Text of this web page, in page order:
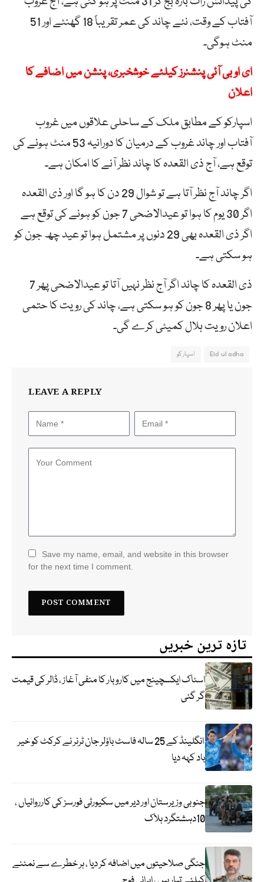
آفتاب کے وقت، نئے چاند کی عمر تقریباً 18 گھنٹے اور 51
منٹ ہوگی۔
ای او بی آئی پنشنرز کیلئے خوشخبری، پنشن میں اضافے کا
اعلان
اسپارکو کے مطابق ملک کے ساحلی علاقوں میں غروب
آفتاب اور چاند غروب کے درمیان کا دورانیہ 53 منٹ ہونے کی
توقع ہے، آج ذی القعدہ کا چاند نظر آنے کا امکان ہے۔
اگر چاند آج نظر آتا ہے تو شوال 29 دن کا ہو گا اور ذی القعدہ
اگر 30 یوم کا ہوا تو عیدالاضحی 7 جون کو ہونے کی توقع ہے
اگر ذی القعدہ بھی 29 دنوں پر مشتمل ہوا تو عید چھ جون کو
ہو سکتی ہے۔
ذی القعدہ کا چاند اگر آج نظر نہیں آتا تو عیدالاضحی پھر 7
جون یا پھر 8 جون کو ہو سکتی ہے، چاند کی رویت کا حتمی
اعلان رویت ہلال کمیٹی کرے گی۔
Eid ul adha اسپارکو
LEAVE A REPLY
Save my name, email, and website in this browser
for the next time I comment.
تازہ ترین خبریں
اسٹاک ایکسچینج میں کاروبار کا منفی آغاز ، ڈالر کی قیمت
گر گئی
انگلینڈ کے 25 سالہ فاسٹ باؤلر جان ٹرنر نے کرکٹ کو خیر
باد کہہ دیا
جنوبی وزیرستان اور دیر میں سکیورٹی فورسز کی کارروائیاں ،
10دہشتگرد ہلاک
جنگی صلاحیتوں میں اضافہ کر دیا ، ہر خطرے سے نمٹنے